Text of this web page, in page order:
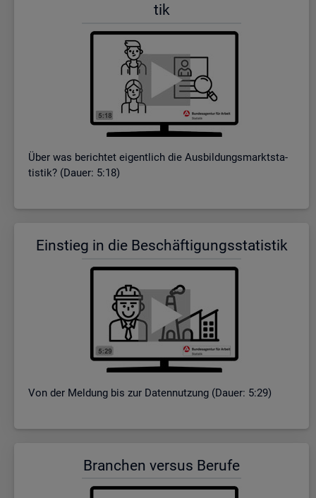
tik
Über was be­rich­tet ei­gent­lich die Aus­bil­dungs­markt­sta­
tis­tik? (Dauer: 5:18)
Ein­stieg in die Be­schäf­ti­gungs­sta­tis­tik
Von der Mel­dung bis zur Da­ten­nut­zung (Dauer: 5:29)
Bran­chen ver­sus Be­ru­fe